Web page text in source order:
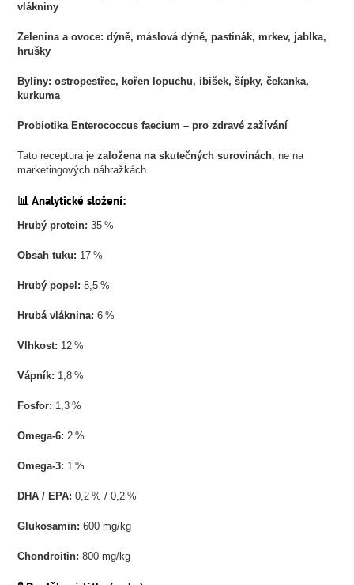
vlákniny
Zelenina a ovoce: dýně, máslová dýně, pastinák, mrkev, jablka,
hrušky
Byliny: ostropestřec, kořen lopuchu, ibišek, šípky, čekanka,
kurkuma
Probiotika Enterococcus faecium – pro zdravé zažívání
Tato receptura jezaložena na skutečných surovinách, ne na
marketingových náhražkách.
📊 Analytické složení:
Hrubý protein: 35 %
Obsah tuku: 17 %
Hrubý popel: 8,5 %
Hrubá vláknina: 6 %
Vlhkost: 12 %
Vápník: 1,8 %
Fosfor: 1,3 %
Omega-6: 2 %
Omega-3: 1 %
DHA / EPA: 0,2 % / 0,2 %
Glukosamin: 600 mg/kg
Chondroitin: 800 mg/kg